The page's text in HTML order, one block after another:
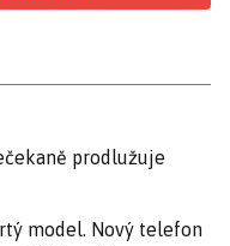
prodlužuje
model. Nový telefon